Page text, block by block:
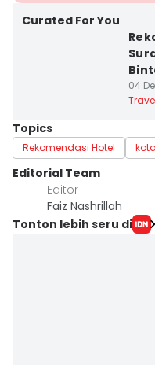
Curated For You
04
Topics
Rekomendasi Hotel
Editorial Team
Editor
Faiz Nashrillah
Tonton lebih seru di